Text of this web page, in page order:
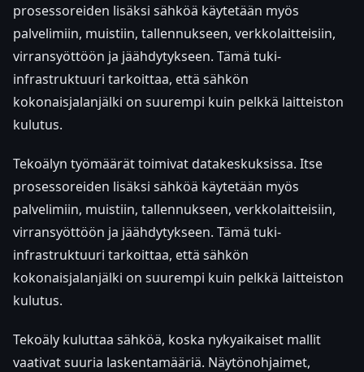
prosessoreiden lisäksi sähköä käytetään myös
palvelimiin, muistiin, tallennukseen, verkkolaitteisiin,
virransyöttöön ja jäähdytykseen. Tämä tuki-
infrastruktuuri tarkoittaa, että sähkön
kokonaisjalanjälki on suurempi kuin pelkkä laitteiston
kulutus.
Tekoälyn työmäärät toimivat datakeskuksissa. Itse
prosessoreiden lisäksi sähköä käytetään myös
palvelimiin, muistiin, tallennukseen, verkkolaitteisiin,
virransyöttöön ja jäähdytykseen. Tämä tuki-
infrastruktuuri tarkoittaa, että sähkön
kokonaisjalanjälki on suurempi kuin pelkkä laitteiston
kulutus.
Tekoäly kuluttaa sähköä, koska nykyaikaiset mallit
vaativat suuria laskentamääriä. Näytönohjaimet,